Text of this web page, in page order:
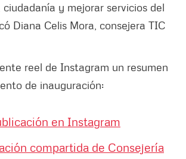
ciudadanía y mejorar servicios del
Diana Celis Mora, consejera TIC
reel de Instagram un resumen
de inauguración:
en Instagram
compartida de Consejería